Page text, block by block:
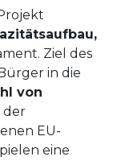
Ziel des
in die
von
der
EU-
eine